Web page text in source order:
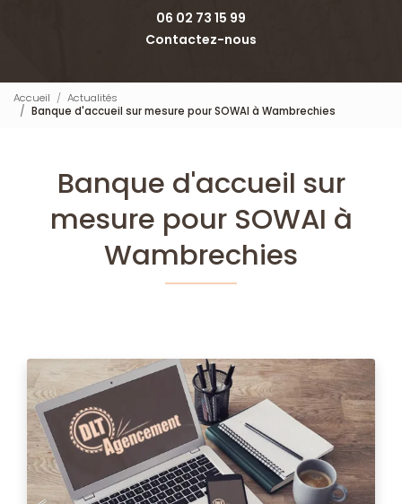
06 02 73 15 99
Contactez-nous
Accueil
Actualités
Banque d'accueil sur mesure pour SOWAI à Wambrechies
Banque d'accueil sur
mesure pour SOWAI à
Wambrechies